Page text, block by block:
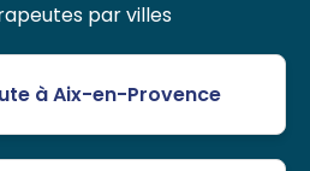
par villes
à Aix-en-Provence